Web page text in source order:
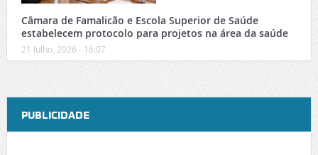
Câmara de Famalicão e Escola Superior de Saúde
estabelecem protocolo para projetos na área da saúde
21 Julho, 2026 - 16:07
PUBLICIDADE